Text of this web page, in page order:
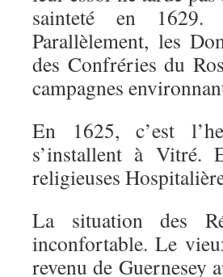
sainteté en
Parallèlement, les
des Confréries du
campagnes
En 1625, c’est
s’installent à Vitré.
religieuses
La situation des
inconfortable. Le
revenu de